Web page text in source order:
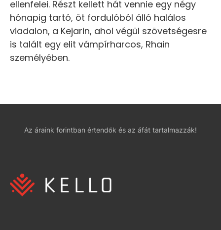
ellenfelei. Részt kellett hát vennie egy négy
hónapig tartó, öt fordulóból álló halálos
viadalon, a Kejarin, ahol végül szövetségesre
is talált egy elit vámpírharcos, Rhain
személyében.
Az áraink forintban értendők és az áfát tartalmazzák!